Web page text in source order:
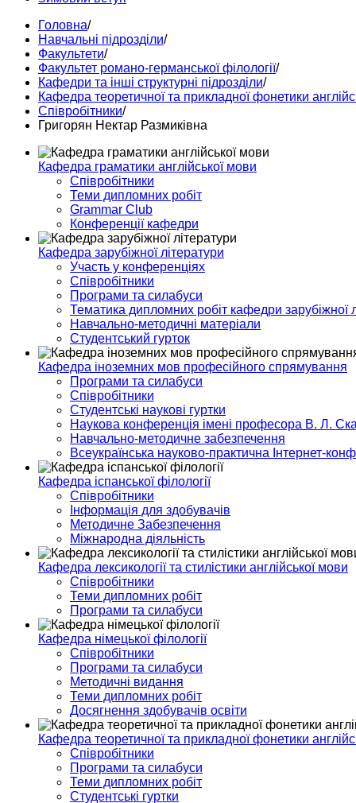
Головна/
Навчальні підрозділи/
Факультети/
Факультет романо-германської філології/
Кафедри та інші структурні підрозділи/
Кафедра теоретичної та прикладної фонетики
Співробітники/
Григорян Нектар Размиківна
Кафедра граматики англійської мови
Співробітники
Теми дипломних робіт
Grammar Club
Конференції кафедри
Кафедра зарубіжної літератури
Участь у конференціях
Співробітники
Програми та силабуси
Тематика дипломних робіт кафедри зарубіжної
Навчально-методичні матеріали
Студентський гурток
Кафедра іноземних мов професійного спрямування
Програми та силабуси
Співробітники
Студентські наукові гуртки
Наукова конференція імені професора В. Л.
Навчально-методичне забезпечення
Всеукраїнська науково-практична Інтернет-
Кафедра іспанської філології
Співробітники
Інформація для здобувачів
Методичне Забезпечення
Міжнародна діяльність
Кафедра лексикології та стилістики англійської мови
Співробітники
Теми дипломних робіт
Програми та силабуси
Кафедра німецької філології
Співробітники
Програми та силабуси
Методичні видання
Теми дипломних робіт
Досягнення здобувачів освіти
Кафедра теоретичної та прикладної фонетики
Співробітники
Програми та силабуси
Теми дипломних робіт
Студентські гуртки